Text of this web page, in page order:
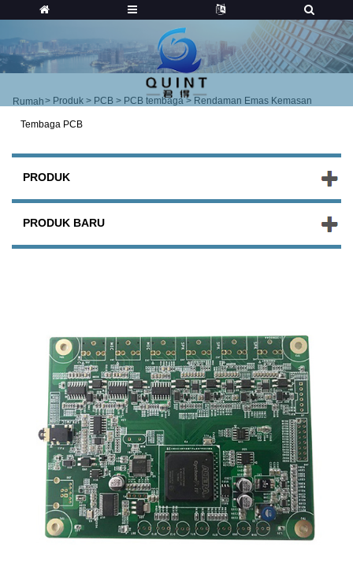
Rumah> Produk > PCB > PCB tembaga> Rendaman Emas Kemasan
Tembaga PCB
PRODUK
PRODUK BARU